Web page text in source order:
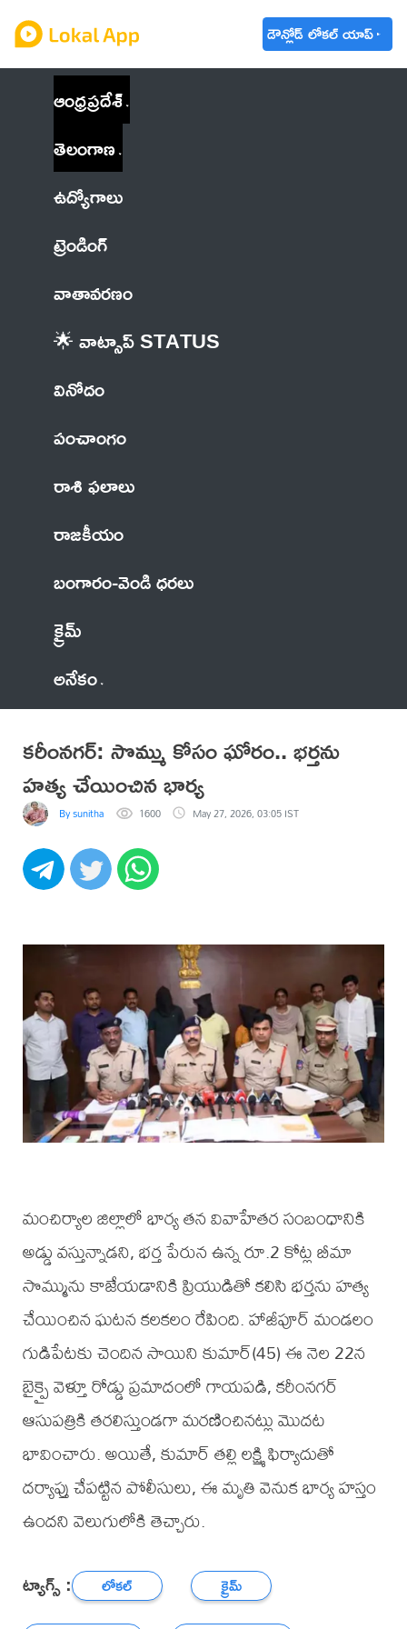
డౌన్లోడ్ లోకల్ యాప్
ఆంధ్రప్రదేశ్
తెలంగాణ
ఉద్యోగాలు
ట్రెండింగ్
వాతావరణం
🌟 వాట్సాప్ STATUS
వినోదం
పంచాంగం
రాశి ఫలాలు
రాజకీయం
బంగారం-వెండి ధరలు
క్రైమ్
అనేకం
కరీంనగర్: సొమ్ము కోసం ఘోరం.. భర్తను
హత్య చేయించిన భార్య
By sunitha 1600 May 27, 2026, 03:05 IST
మంచిర్యాల జిల్లాలో భార్య తన వివాహేతర సంబంధానికి
అడ్డు వస్తున్నాడని, భర్త పేరున ఉన్న రూ.2 కోట్ల బీమా
సొమ్మును కాజేయడానికి ప్రియుడితో కలిసి భర్తను హత్య
చేయించిన ఘటన కలకలం రేపింది. హాజీపూర్ మండలం
గుడిపేటకు చెందిన సాయిని కుమార్(45) ఈ నెల 22న
బైక్పై వెళ్తూ రోడ్డు ప్రమాదంలో గాయపడి, కరీంనగర్
ఆసుపత్రికి తరలిస్తుండగా మరణించినట్లు మొదట
భావించారు. అయితే, కుమార్ తల్లి లక్ష్మి ఫిర్యాదుతో
దర్యాప్తు చేపట్టిన పోలీసులు, ఈ మృతి వెనుక భార్య హస్తం
ఉందని వెలుగులోకి తెచ్చారు.
ట్యాగ్స్ : లోకల్
క్రైమ్